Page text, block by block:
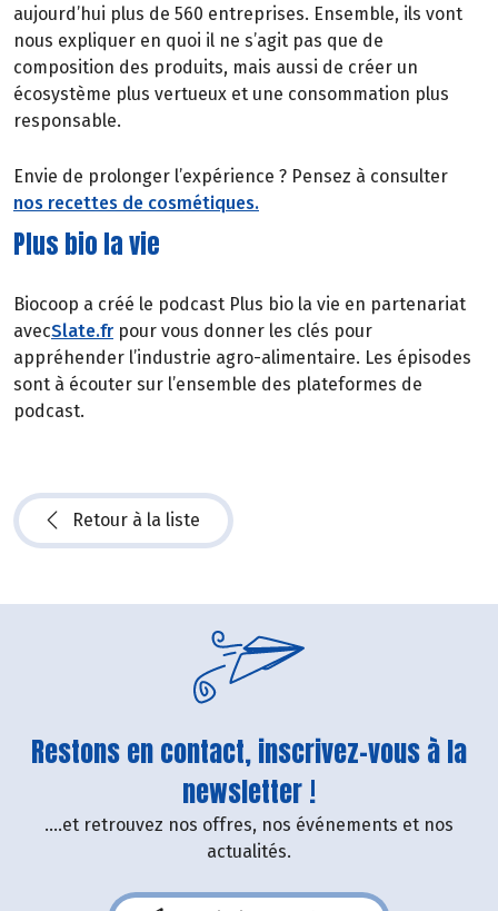
aujourd’hui plus de 560 entreprises. Ensemble, ils vont
nous expliquer en quoi il ne s’agit pas que de
composition des produits, mais aussi de créer un
écosystème plus vertueux et une consommation plus
responsable.
Envie de prolonger l’expérience ? Pensez à consulter
nos recettes de cosmétiques.
Plus bio la vie
Biocoop a créé le podcast Plus bio la vie en partenariat
avecSlate.fr pour vous donner les clés pour
appréhender l’industrie agro-alimentaire. Les épisodes
sont à écouter sur l’ensemble des plateformes de
podcast.
Retour à la liste
Restons en contact, inscrivez-vous à la
newsletter !
....et retrouvez nos offres, nos événements et nos
actualités.